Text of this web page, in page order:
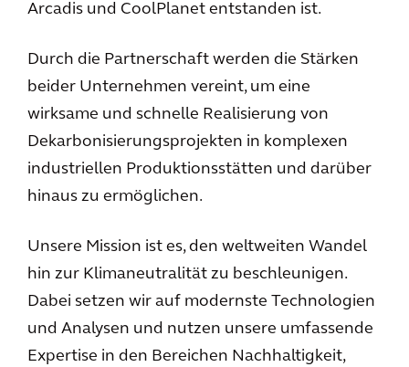
Arcadis und CoolPlanet entstanden ist.
Durch die Partnerschaft werden die Stärken
beider Unternehmen vereint, um eine
wirksame und schnelle Realisierung von
Dekarbonisierungsprojekten in komplexen
industriellen Produktionsstätten und darüber
hinaus zu ermöglichen.
Unsere Mission ist es, den weltweiten Wandel
hin zur Klimaneutralität zu beschleunigen.
Dabei setzen wir auf modernste Technologien
und Analysen und nutzen unsere umfassende
Expertise in den Bereichen Nachhaltigkeit,